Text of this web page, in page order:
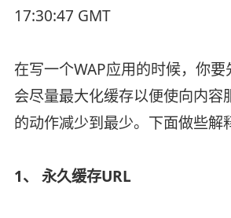
17:30:47 GMT
在写一个WAP应用的时候，你
会尽量最大化缓存以便使向内容
的动作减少到最少。下面做些解
1、 永久缓存URL